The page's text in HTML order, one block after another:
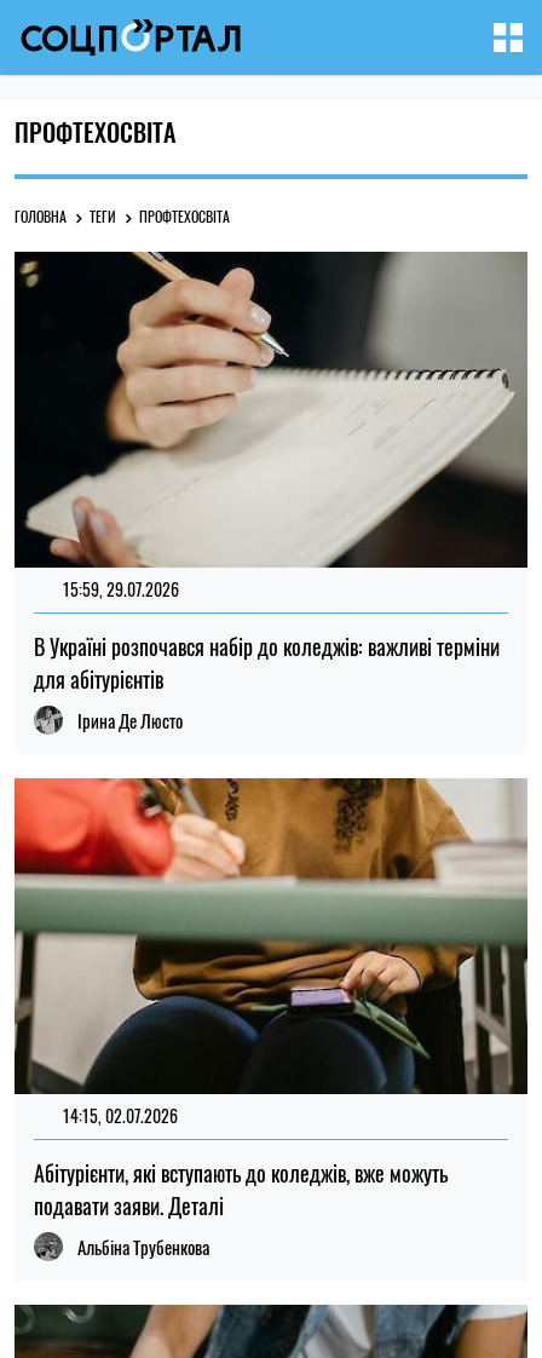
ПРОФТЕХОСВІТА
ГОЛОВНА ТЕГИ ПРОФТЕХОСВІТА
15:59, 29.07.2026
В Україні розпочався набір до коледжів: важливі терміни
для абітурієнтів
Ірина Де Люсто
14:15, 02.07.2026
Абітурієнти, які вступають до коледжів, вже можуть
подавати заяви. Деталі
Альбіна Трубенкова